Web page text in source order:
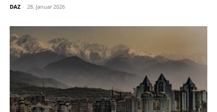
DAZ - 28. Januar 2026